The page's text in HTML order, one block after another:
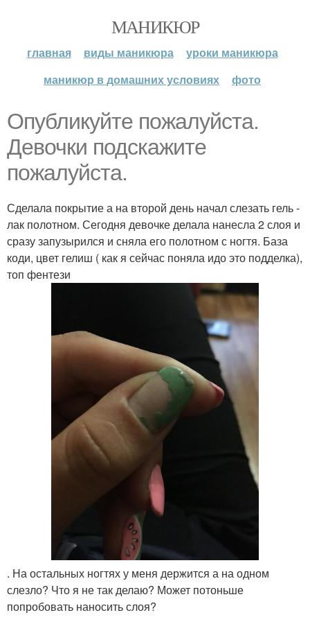
МАНИКЮР
главная виды маникюра
уроки маникюра
маникюр в домашних условиях
фото
Опубликуйте пожалуйста.
Девочки подскажите
пожалуйста.
Сделала покрытие а на второй день начал слезать гель -
лак полотном. Сегодня девочке делала нанесла 2 слоя и
сразу запузырился и сняла его полотном с ногтя. База
коди, цвет гелиш ( как я сейчас поняла идо это подделка),
топ фентези
. На остальных ногтях у меня держится а на одном
слезло? Что я не так делаю? Может потоньше
попробовать наносить слоя?